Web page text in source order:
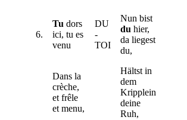
6.
Tu dors
ici, tu es
venu
DU
-
TOI
Nun bist
du hier,
da liegest
du,
Dans la
crèche,
et frêle
et menu,
Hältst in
dem
Kripplein
deine
Ruh,